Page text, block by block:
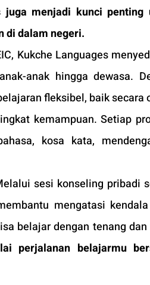
juga menjadi kunci penting
di dalam negeri.
Kukche Languages
anak hingga dewasa.
fleksibel, baik secara
kemampuan. Setiap
kosa kata,
sesi konseling pribadi
mengatasi
belajar dengan tenang
perjalanan belajarmu